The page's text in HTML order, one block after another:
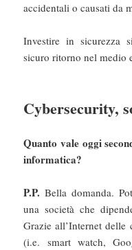
accidentali o causati da
Investire in sicurezza
sicuro ritorno nel medio
Cybersecurity,
Quanto vale oggi
informatica?
P.P. Bella domanda.
una società che
Grazie all’Internet delle
(i.e. smart watch,